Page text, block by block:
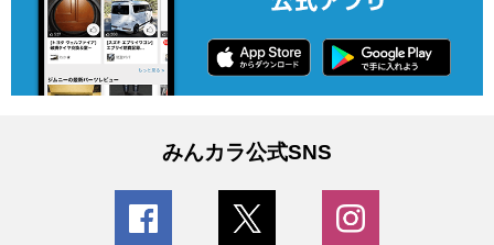
みんカラ公式SNS